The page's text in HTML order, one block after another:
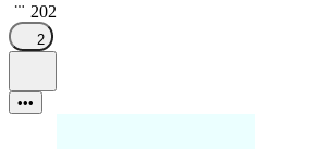
202
2
•••